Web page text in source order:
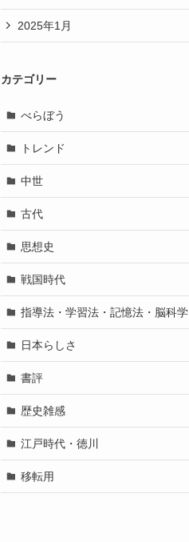
2025年1月
カテゴリー
べらぼう
トレンド
中世
古代
思想史
戦国時代
指導法・学習法・記憶法・脳科学
日本らしさ
書評
歴史雑感
江戸時代・徳川
移転用